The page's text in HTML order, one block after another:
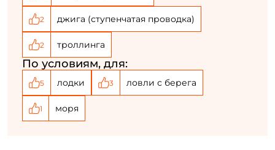
2 джига (ступенчатая проводка)
2 троллинга
По условиям, для:
5 лодки 3 ловли с берега
1 моря